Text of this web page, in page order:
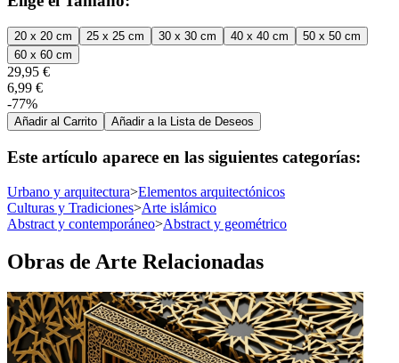
20 x 20 cm 25 x 25 cm 30 x 30 cm 40 x 40 cm
50 x 50 cm
60 x 60 cm
29,95 €
6,99 €
-77%
Añadir al Carrito Añadir a la Lista de Deseos
Este artículo aparece en las siguientes categorías:
Urbano y arquitectura>Elementos arquitectónicos
Culturas y Tradiciones>Arte islámico
Abstract y contemporáneo>Abstract y geométrico
Obras de Arte Relacionadas